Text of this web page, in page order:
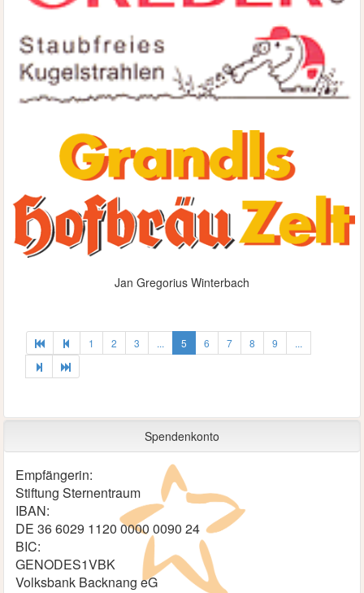
Jan Gregorius Winterbach
1 2 3 ... 5 6 7 8 9 ...
Spendenkonto
Empfängerin:
Stiftung Sternentraum
IBAN:
DE 36 6029 1120 0000 0090 24
BIC:
GENODES1VBK
Volksbank Backnang eG